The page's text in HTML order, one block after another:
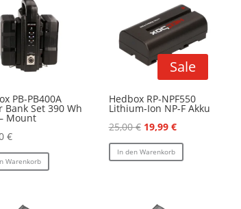
PB-PB400A
Bank Set 390 Wh
Mount
€
Warenkorb
Sale
Hedbox RP-NPF550
Lithium-Ion NP-F Akku
25,00€ Ursprünglicher
Preis
war:
19,99 €Aktueller
Preis
ist:
In den Warenkorb